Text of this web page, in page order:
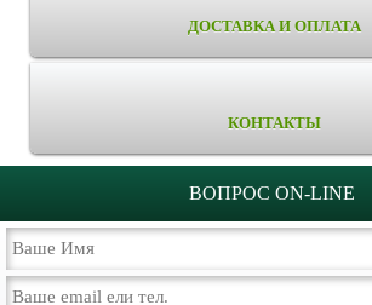
ДОСТАВКА И ОПЛАТА
КОНТАКТЫ
ВОПРОС ON-LINE